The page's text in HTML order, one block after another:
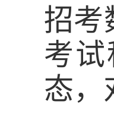
招考
考
态，